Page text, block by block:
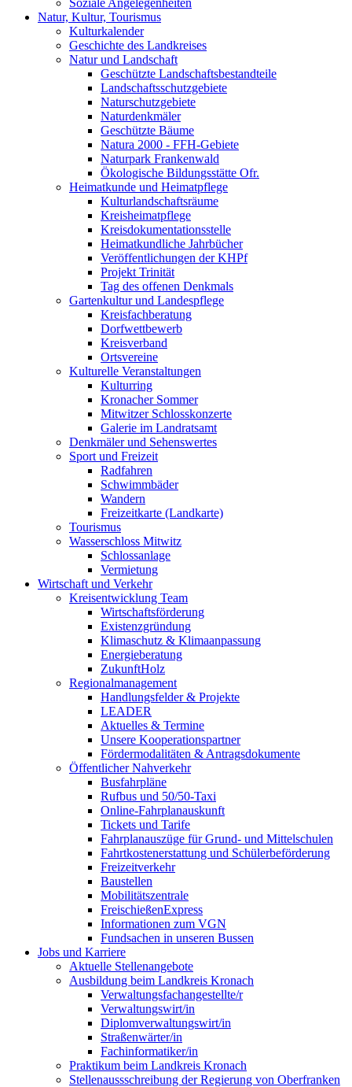
Soziale Angelegenheiten
Natur, Kultur, Tourismus
Kulturkalender
Geschichte des Landkreises
Natur und Landschaft
Geschützte Landschaftsbestandteile
Landschaftsschutzgebiete
Naturschutzgebiete
Naturdenkmäler
Geschützte Bäume
Natura 2000 - FFH-Gebiete
Naturpark Frankenwald
Ökologische Bildungsstätte Ofr.
Heimatkunde und Heimatpflege
Kulturlandschaftsräume
Kreisheimatpflege
Kreisdokumentationsstelle
Heimatkundliche Jahrbücher
Veröffentlichungen der KHPf
Projekt Trinität
Tag des offenen Denkmals
Gartenkultur und Landespflege
Kreisfachberatung
Dorfwettbewerb
Kreisverband
Ortsvereine
Kulturelle Veranstaltungen
Kulturring
Kronacher Sommer
Mitwitzer Schlosskonzerte
Galerie im Landratsamt
Denkmäler und Sehenswertes
Sport und Freizeit
Radfahren
Schwimmbäder
Wandern
Freizeitkarte (Landkarte)
Tourismus
Wasserschloss Mitwitz
Schlossanlage
Vermietung
Wirtschaft und Verkehr
Kreisentwicklung Team
Wirtschaftsförderung
Existenzgründung
Klimaschutz & Klimaanpassung
Energieberatung
ZukunftHolz
Regionalmanagement
Handlungsfelder & Projekte
LEADER
Aktuelles & Termine
Unsere Kooperationspartner
Fördermodalitäten & Antragsdokumente
Öffentlicher Nahverkehr
Busfahrpläne
Rufbus und 50/50-Taxi
Online-Fahrplanauskunft
Tickets und Tarife
Fahrplanauszüge für Grund- und Mittelschulen
Fahrtkostenerstattung und Schülerbeförderung
Freizeitverkehr
Baustellen
Mobilitätszentrale
FreischießenExpress
Informationen zum VGN
Fundsachen in unseren Bussen
Jobs und Karriere
Aktuelle Stellenangebote
Ausbildung beim Landkreis Kronach
Verwaltungsfachangestellte/r
Verwaltungswirt/in
Diplomverwaltungswirt/in
Straßenwärter/in
Fachinformatiker/in
Praktikum beim Landkreis Kronach
Stellenaussschreibung der Regierung von Oberfranken